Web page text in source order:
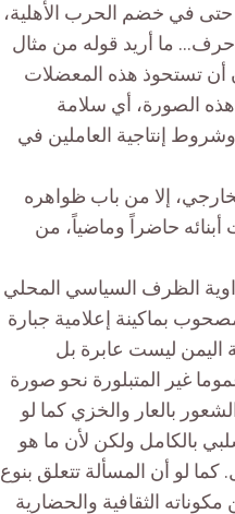
في خضم الحرب الأهلية،
ما أريد قوله من مثال
أن تستحوذ هذه المعضلات
الصورة، أي سلامة
وشروط إنتاجية العاملين في
إلا من باب ظواهره
أبنائه حاضراً وماضياً، من
الظرف السياسي المحلي
بماكينة إعلامية جبارة
ليست عابرة بل
غير المتبلورة نحو صورة
بالعار والخزي كما لو
بالكامل ولكن لأن ما هو
لو أن المسألة تتعلق بنوع
الثقافية والحضارية